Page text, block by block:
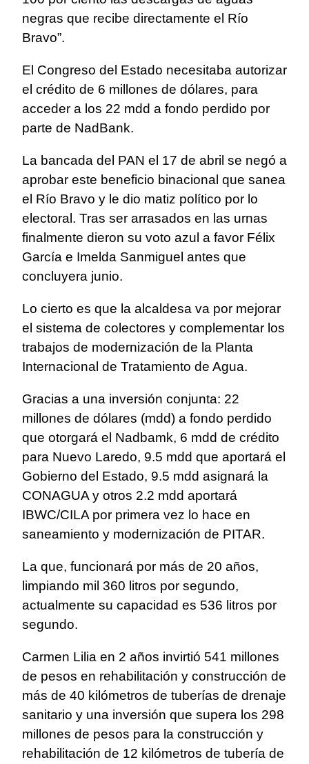
negras que recibe directamente el Río
Bravo”.
El Congreso del Estado necesitaba autorizar
el crédito de 6 millones de dólares, para
acceder a los 22 mdd a fondo perdido por
parte de NadBank.
La bancada del PAN el 17 de abril se negó a
aprobar este beneficio binacional que sanea
el Río Bravo y le dio matiz político por lo
electoral. Tras ser arrasados en las urnas
finalmente dieron su voto azul a favor Félix
García e Imelda Sanmiguel antes que
concluyera junio.
Lo cierto es que la alcaldesa va por mejorar
el sistema de colectores y complementar los
trabajos de modernización de la Planta
Internacional de Tratamiento de Agua.
Gracias a una inversión conjunta: 22
millones de dólares (mdd) a fondo perdido
que otorgará el Nadbamk, 6 mdd de crédito
para Nuevo Laredo, 9.5 mdd que aportará el
Gobierno del Estado, 9.5 mdd asignará la
CONAGUA y otros 2.2 mdd aportará
IBWC/CILA por primera vez lo hace en
saneamiento y modernización de PITAR.
La que, funcionará por más de 20 años,
limpiando mil 360 litros por segundo,
actualmente su capacidad es 536 litros por
segundo.
Carmen Lilia en 2 años invirtió 541 millones
de pesos en rehabilitación y construcción de
más de 40 kilómetros de tuberías de drenaje
sanitario y una inversión que supera los 298
millones de pesos para la construcción y
rehabilitación de 12 kilómetros de tubería de